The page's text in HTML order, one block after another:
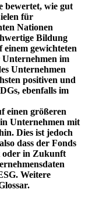
bewertet, wie gut
für
Nationen
Bildung
einem gewichteten
Unternehmen im
Unternehmen
positiven und
ebenfalls im
einen größeren
Unternehmen mit
Dies ist jedoch
dass der Fonds
oder in Zukunft
Weitere